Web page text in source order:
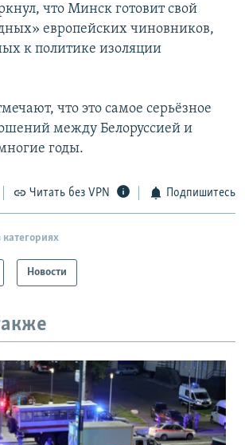
что Минск готовит свой
европейских чиновников,
к политике изоляции
что это самое серьёзное
между Белоруссией и
годы.
Читать без VPN Подпишитесь
категориях
Новости